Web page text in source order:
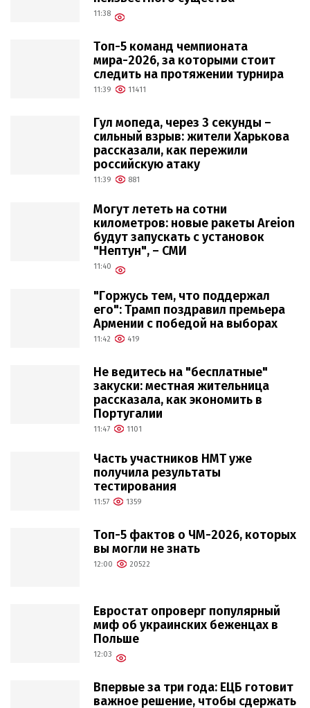
11:38
Топ-5 команд чемпионата
мира-2026, за которыми стоит
следить на протяжении турнира
11:39 11411
Гул мопеда, через 3 секунды –
сильный взрыв: жители Харькова
рассказали, как пережили
российскую атаку
11:39 881
Могут лететь на сотни
километров: новые ракеты Areion
будут запускать с установок
"Нептун", – СМИ
11:40
"Горжусь тем, что поддержал
его": Трамп поздравил премьера
Армении с победой на выборах
11:42 419
Не ведитесь на "бесплатные"
закуски: местная жительница
рассказала, как экономить в
Португалии
11:47 1101
Часть участников НМТ уже
получила результаты
тестирования
11:57 1359
Топ-5 фактов о ЧМ-2026, которых
вы могли не знать
12:00 20522
Евростат опроверг популярный
миф об украинских беженцах в
Польше
12:03
Впервые за три года: ЕЦБ готовит
важное решение, чтобы сдержать